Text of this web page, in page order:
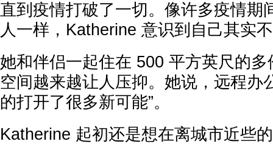
直到疫情打破了一切。像许多疫情期
人一样，Katherine 意识到自己其实
她和伴侣一起住在 500 平方英尺的
空间越来越让人压抑。她说，远程办
的打开了很多新可能”。
Katherine 起初还是想在离城市近些